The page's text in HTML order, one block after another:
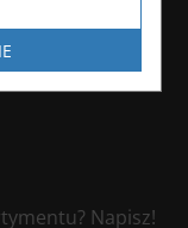
Napisz!